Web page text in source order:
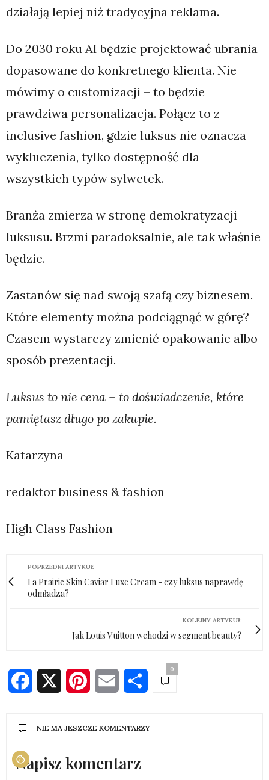
działają lepiej niż tradycyjna reklama.
Do 2030 roku AI będzie projektować ubrania
dopasowane do konkretnego klienta. Nie
mówimy o customizacji – to będzie
prawdziwa personalizacja. Połącz to z
inclusive fashion, gdzie luksus nie oznacza
wykluczenia, tylko dostępność dla
wszystkich typów sylwetek.
Branża zmierza w stronę demokratyzacji
luksusu. Brzmi paradoksalnie, ale tak właśnie
będzie.
Zastanów się nad swoją szafą czy biznesem.
Które elementy można podciągnąć w górę?
Czasem wystarczy zmienić opakowanie albo
sposób prezentacji.
Luksus to nie cena – to doświadczenie, które
pamiętasz długo po zakupie.
Katarzyna
redaktor business & fashion
High Class Fashion
POPRZEDNI ARTYKUŁ
La Prairie Skin Caviar Luxe Cream - czy luksus naprawdę
odmładza?
KOLEJNY ARTYKUŁ
Jak Louis Vuitton wchodzi w segment beauty?
Facebook PinterestEmail Share
0
NIE MA JESZCZE KOMENTARZY
Napisz komentarz